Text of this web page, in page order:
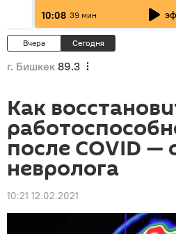
Тулебердиева
10:08 39 мин
Вчера Сегодня
г. Бишкек 89.3
Как
после COVID —
невролога
10:21 12.02.2021